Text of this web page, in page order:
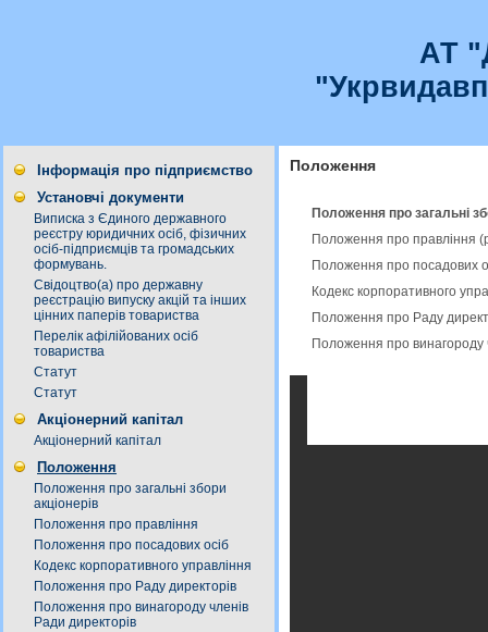
АТ
Інформація про підприємство
Установчі документи
Виписка з Єдиного державного
реєстру юридичних осіб, фізичних
осіб-підприємців та громадських
формувань.
Свідоцтво(а) про державну
реєстрацію випуску акцій та інших
цінних паперів товариства
Перелік афілійованих осіб
товариства
Статут
Статут
Акціонерний капітал
Акціонерний капітал
Положення
Положення про загальні збори
акціонерів
Положення про правління
Положення про посадових осіб
Кодекс корпоративного управління
Положення про Раду директорів
Положення про винагороду членів
Ради директорів
Положення
Положення про загальні
Положення про правління
Положення про посадових
Кодекс корпоративного
Положення про Раду
Положення про винагороду